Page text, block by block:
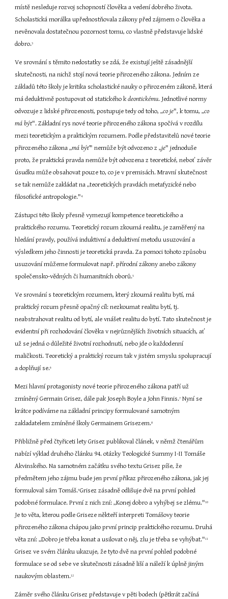
místě nesleduje rozvoj schopností člověka a vedení dobrého života.
Scholastická morálka upřednostňovala zákony před zájmem o člověka a
nevěnovala dostatečnou pozornost tomu, co vlastně představuje lidské
dobro.3
Ve srovnání s těmito nedostatky se zdá, že existují ještě zásadnější
skutečnosti, na nichž stojí nová teorie přirozeného zákona. Jedním ze
základů této školy je kritika scholastické nauky o přirozeném zákoně, která
má deduktivně postupovat od statického k deontickému. Jednotlivé normy
odvozuje z lidské přirozenosti, postupuje tedy od toho, „co je", k tomu, „co
má být". Základní rys nové teorie přirozeného zákona spočívá v rozdílu
mezi teoretickým a praktickým rozumem. Podle představitelů nové teorie
přirozeného zákona „má býť" nemůže být odvozeno z „je" jednoduše
proto, že praktická pravda nemůže být odvozena z teoretické, neboť závěr
úsudku může obsahovat pouze to, co je v premisách. Mravní skutečnost
se tak nemůže zakládat na „teoretických pravdách metafyzické nebo
filosofické antropologie."4
Zástupci této školy přesně vymezují kompetence teoretického a
praktického rozumu. Teoretický rozum zkoumá realitu, je zaměřený na
hledání pravdy, používá induktivní a deduktivní metodu usuzování a
výsledkem jeho činnosti je teoretická pravda. Za pomoci tohoto způsobu
usuzování můžeme formulovat např. přírodní zákony anebo zákony
společensko-vědných či humanitních oborů.5
Ve srovnání s teoretickým rozumem, který zkoumá realitu bytí, má
praktický rozum přesně opačný cíl: nezkoumat realitu bytí, tj.
neabstrahovat realitu od bytí, ale vnášet realitu do bytí. Tato skutečnost je
evidentní při rozhodování člověka v nejrůznějších životních situacích, ať
už se jedná o důležité životní rozhodnutí, nebo jde o každodenní
maličkosti. Teoretický a praktický rozum tak v jistém smyslu spolupracují
a doplňují se.6
Mezi hlavní protagonisty nové teorie přirozeného zákona patří už
zmíněný Germain Grisez, dále pak Joseph Boyle a John Finnis.7 Nyní se
krátce podíváme na základní principy formulované samotným
zakladatelem zmíněné školy Germainem Grisezem.8
Přibližně před čtyřiceti lety Grisez publikoval článek, v němž čtenářům
nabízí výklad druhého článku 94. otázky Teologické Summy I-II Tomáše
Akvinského. Na samotném začátku svého textu Grisez píše, že
předmětem jeho zájmu bude jen první příkaz přirozeného zákona, jak jej
formuloval sám Tomáš.9 Grisez zásadně odlišuje dvě na první pohled
podobné formulace. První z nich zní: „Konej dobro a vyhýbej se zlému."
Je to věta, kterou podle Griseze někteří interpreti Tomášovy teorie
přirozeného zákona chápou jako první princip praktického rozumu. Druhá
věta zní: „Dobro je třeba konat a usilovat o něj, zlu je třeba se vyhýbat."
Grisez ve svém článku ukazuje, že tyto dvě na první pohled podobné
formulace se od sebe ve skutečnosti zásadně liší a náleží k úplně jiným
naukovým oblastem.12
Záměr svého článku Grisez představuje v pěti bodech (pětkrát začíná